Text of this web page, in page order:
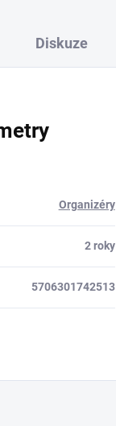
Diskuze
Organizéry
2 roky
5706301742513